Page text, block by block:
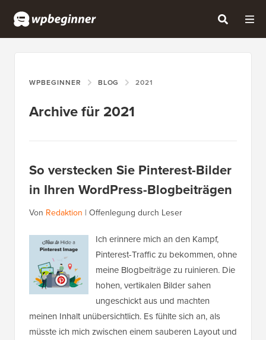
WPBEGINNER BLOG 2021
Archive für 2021
So verstecken Sie Pinterest-Bilder
in Ihren WordPress-Blogbeiträgen
Von Redaktion | Offenlegung durch Leser
Ich erinnere mich an den Kampf,
Pinterest-Traffic zu bekommen, ohne
meine Blogbeiträge zu ruinieren. Die
hohen, vertikalen Bilder sahen
ungeschickt aus und machten
meinen Inhalt unübersichtlich. Es fühlte sich an, als
müsste ich mich zwischen einem sauberen Layout und